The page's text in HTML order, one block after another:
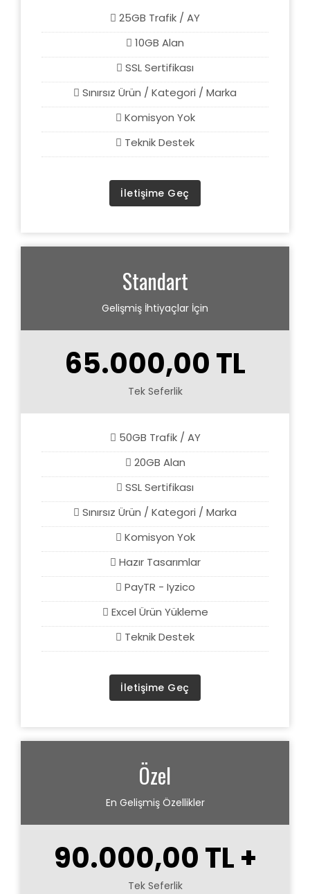
25GB Trafik / AY
10GB Alan
SSL Sertifikası
Sınırsız Ürün / Kategori / Marka
Komisyon Yok
Teknik Destek
İletişime Geç
Standart
Gelişmiş İhtiyaçlar İçin
65.000,00 TL
Tek Seferlik
50GB Trafik / AY
20GB Alan
SSL Sertifikası
Sınırsız Ürün / Kategori / Marka
Komisyon Yok
Hazır Tasarımlar
PayTR - Iyzico
Excel Ürün Yükleme
Teknik Destek
İletişime Geç
Özel
En Gelişmiş Özellikler
90.000,00 TL +
Tek Seferlik